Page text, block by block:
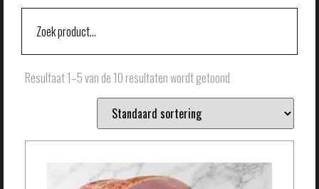
Resultaat 1–5 van de 10 resultaten wordt getoond